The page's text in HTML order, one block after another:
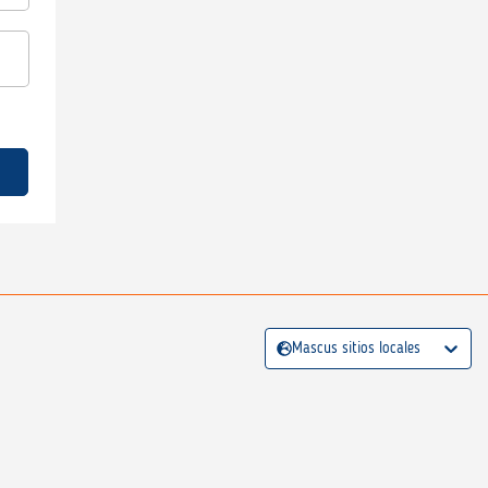
Mascus sitios locales